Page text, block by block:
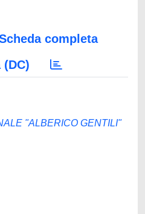
completa
"ALBERICO GENTILI"